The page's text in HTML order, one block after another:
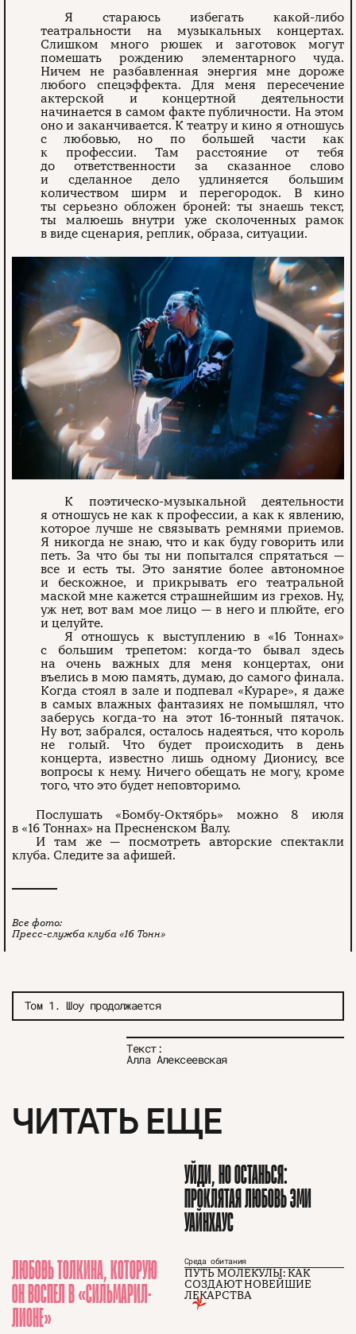
Том 1. Шоу продолжается
Текст:
Алла Алексеевская
Я стараюсь избегать какой-либо
театральности на музыкальных концертах.
Слишком много рюшек и заготовок могут
помешать рождению элементарного чуда.
Ничем не разбавленная энергия мне дороже
любого спецэффекта. Для меня пересечение
актерской и концертной деятельности
начинается в самом факте публичности. На этом
оно и заканчивается. К театру и кино я отношусь
с любовью, но по большей части как
к профессии. Там расстояние от тебя
до ответственности за сказанное слово
и сделанное дело удлиняется большим
количеством ширм и перегородок. В кино
ты серьезно обложен броней: ты знаешь текст,
ты малюешь внутри уже сколоченных рамок
в виде сценария, реплик, образа, ситуации.
К поэтическо-музыкальной деятельности
я отношусь не как к профессии, а как к явлению,
которое лучше не связывать ремнями приемов.
Я никогда не знаю, что и как буду говорить или
петь. За что бы ты ни попытался спрятаться —
все и есть ты. Это занятие более автономное
и бескожное, и прикрывать его театральной
маской мне кажется страшнейшим из грехов. Ну,
уж нет, вот вам мое лицо — в него и плюйте, его
и целуйте.
Я отношусь к выступлению в «16 Тоннах»
с большим трепетом: когда-то бывал здесь
на очень важных для меня концертах, они
въелись в мою память, думаю, до самого финала.
Когда стоял в зале и подпевал «Кураре», я даже
в самых влажных фантазиях не помышлял, что
заберусь когда-то на этот 16-тонный пятачок.
Ну вот, забрался, осталось надеяться, что король
не голый. Что будет происходить в день
концерта, известно лишь одному Дионису, все
вопросы к нему. Ничего обещать не могу, кроме
того, что это будет неповторимо.
Послушать «Бомбу-Октябрь» можно 8 июля
в «16 Тоннах» на Пресненском Валу.
И там же — посмотреть авторские спектакли
клуба. Следите за афишей.
Все фото:
Пресс-служба клуба «16 Тонн»
ЧИТАТЬ ЕЩЕ
УЙДИ, НО ОСТАНЬСЯ:
ПРОКЛЯТАЯ ЛЮБОВЬ ЭМИ
УАЙНХАУС
ЛЮБОВЬ ТОЛКИНА, КОТОРУЮ
ОН ВОСПЕЛ В «СИЛЬМАРИЛ­
ЛИОНЕ»
Среда обитания
ПУТЬ МОЛЕКУЛЫ: КАК
СОЗДАЮТ НОВЕЙШИЕ
ЛЕКАРСТВА
О проекте
Команда
Авторы
Журнал
ЧТИВО ДОМ
YouTube
Рекламодателям